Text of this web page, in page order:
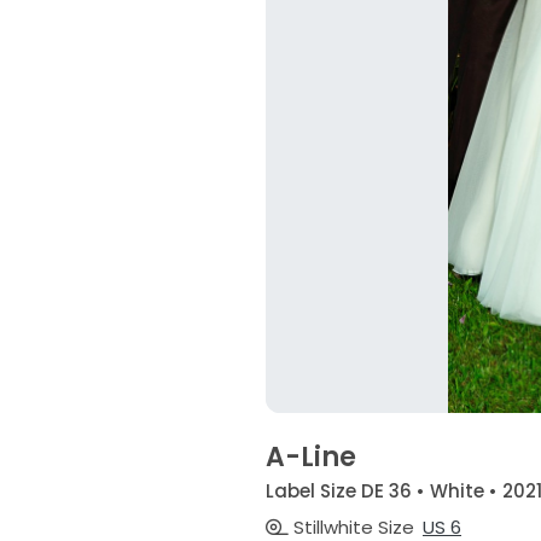
A-Line
Label Size DE 36 • White • 2021
Stillwhite Size US 6